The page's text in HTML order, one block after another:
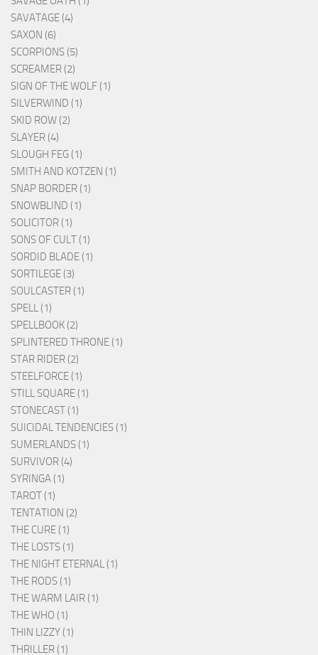
SAVATAGE (4)
SAXON (6)
SCORPIONS (5)
SCREAMER (2)
SIGN OF THE WOLF (1)
SILVERWIND (1)
SKID ROW (2)
SLAYER (4)
SLOUGH FEG (1)
SMITH AND KOTZEN (1)
SNAP BORDER (1)
SNOWBLIND (1)
SOLICITOR (1)
SONS OF CULT (1)
SORDID BLADE (1)
SORTILEGE (3)
SOULCASTER (1)
SPELL (1)
SPELLBOOK (2)
SPLINTERED THRONE (1)
STAR RIDER (2)
STEELFORCE (1)
STILL SQUARE (1)
STONECAST (1)
SUICIDAL TENDENCIES (1)
SUMERLANDS (1)
SURVIVOR (4)
SYRINGA (1)
TAROT (1)
TENTATION (2)
THE CURE (1)
THE LOSTS (1)
THE NIGHT ETERNAL (1)
THE RODS (1)
THE WARM LAIR (1)
THE WHO (1)
THIN LIZZY (1)
THRILLER (1)